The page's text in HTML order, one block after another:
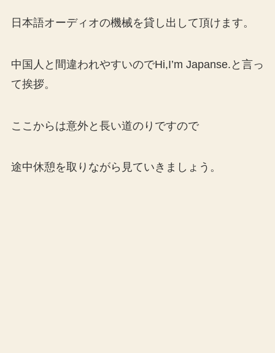
日本語オーディオの機械を貸し出して頂けます。
中国人と間違われやすいのでHi,I’m Japanse.と言っ
て挨拶。
ここからは意外と長い道のりですので
途中休憩を取りながら見ていきましょう。